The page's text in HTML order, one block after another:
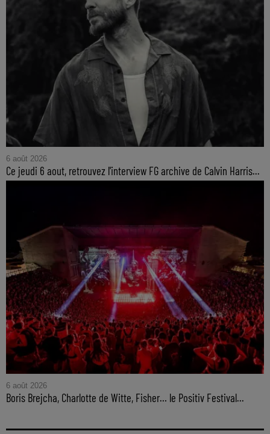
6 août 2026
Ce jeudi 6 aout, retrouvez l'interview FG archive de Calvin Harris...
6 août 2026
Boris Brejcha, Charlotte de Witte, Fisher… le Positiv Festival...